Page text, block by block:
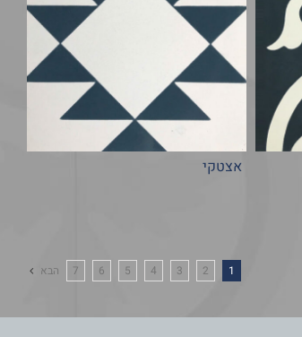
אצטקי
1
2
3
4
5
6
7 הבא